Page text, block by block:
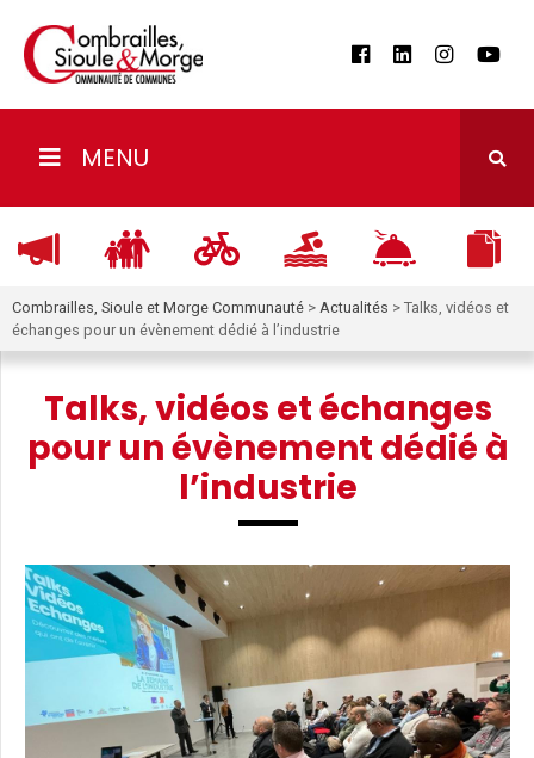
MENU
Combrailles, Sioule et Morge Communauté > Actualités > Talks, vidéos et
échanges pour un évènement dédié à l’industrie
Talks, vidéos et échanges
pour un évènement dédié à
l’industrie